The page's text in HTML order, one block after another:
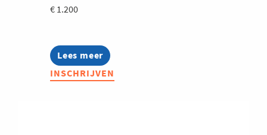
€ 1.200
Lees meer
about
Bryo
StartUp
INSCHRIJVEN